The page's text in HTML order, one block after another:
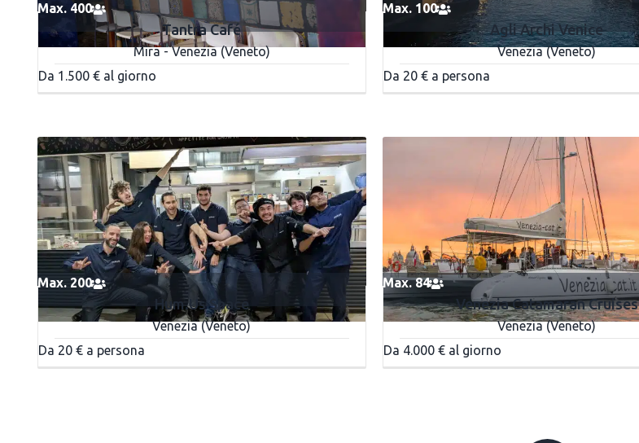
Max. 400
Tantra Café
Mira - Venezia (Veneto)
Da 1.500 € al giorno
Max. 100
Agli Archi Venice
Venezia (Veneto)
Da 20 € a persona
Max. 200
Hum.Us Space
Venezia (Veneto)
Da 20 € a persona
Max. 84
Venezia Catamaran Cruises
Venezia (Veneto)
Da 4.000 € al giorno